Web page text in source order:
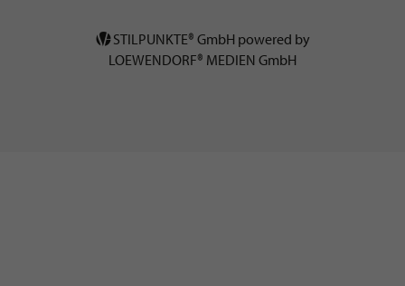
STILPUNKTE® GmbH powered by
LOEWENDORF® MEDIEN GmbH